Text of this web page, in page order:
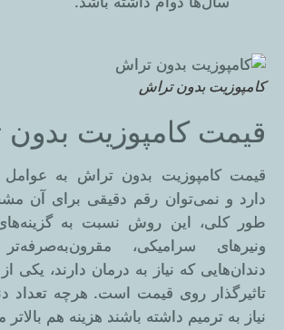
کامپوزیت بدون تراش
قیمت کامپوزیت
قیمت کامپوزیت بدون تراش به
دارد و نمی‌توان رقم دقیقی برای آن
طور کلی، این روش نسبت به گزینه‌های
ونیرهای سرامیکی،
دندان‌هایی که نیاز به درمان دارند، یکی
تاثیرگذار روی قیمت است. هرچه تعداد
نیاز به ترمیم داشته باشند هزینه هم